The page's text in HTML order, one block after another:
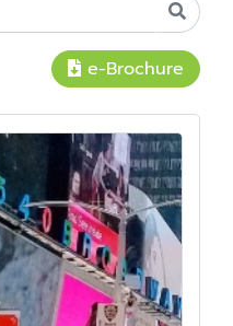
e-Brochure